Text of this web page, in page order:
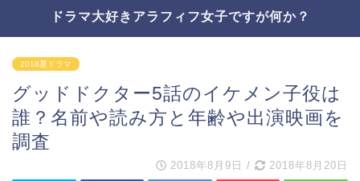
ドラマ大好きアラフィフ女子ですが何か？
2018夏ドラマ
グッドドクター5話のイケメン子役は
誰？名前や読み方と年齢や出演映画を
調査
2018年8月9日 / 2018年8月20日